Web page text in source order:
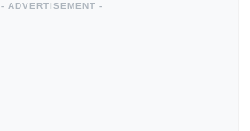
- ADVERTISEMENT -